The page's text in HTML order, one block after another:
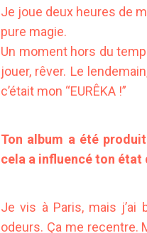
Je joue deux heures de
pure magie.
Un moment hors du
jouer, rêver. Le
c’était mon “EURÊKA !”
Ton album a été
cela a influencé ton état
Je vis à Paris, mais j’ai
odeurs. Ça me recentre.